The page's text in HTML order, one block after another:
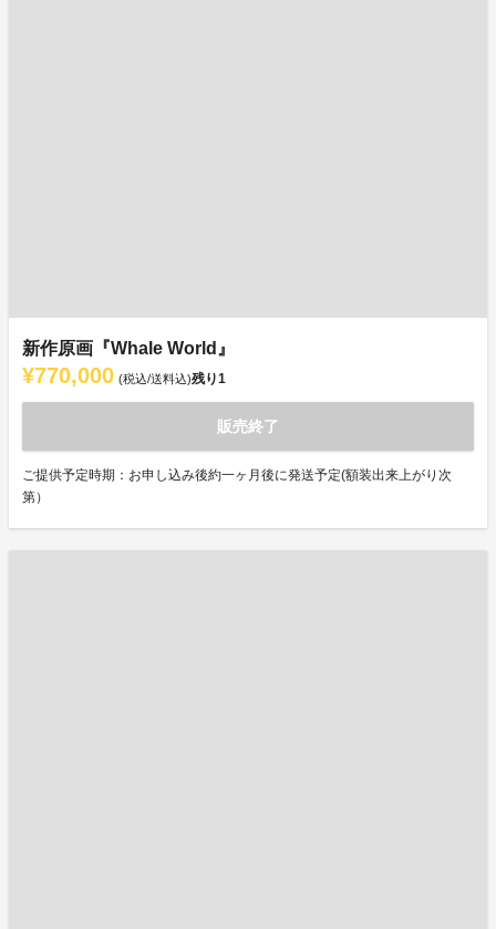
新作原画『Whale World』
¥770,000 (税込/送料込)残り1
販売終了
ご提供予定時期：お申し込み後約一ヶ月後に発送予定(額装出来上がり次
第）